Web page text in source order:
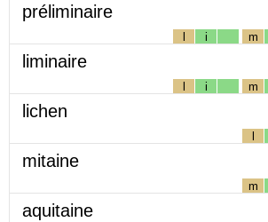
préliminaire
l i m
liminaire
l i m
lichen
l
mitaine
m
aquitaine